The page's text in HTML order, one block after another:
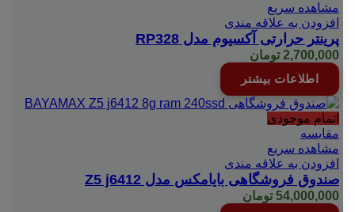
مشاهده سریع
افزودن به علاقه مندی
پرینتر حرارتی آکسیوم مدل RP328
2,700,000 تومان
اطلاعات بیشتر
اتمام موجودی
مقایسه
مشاهده سریع
افزودن به علاقه مندی
صندوق فروشگاهی بایامکس مدل Z5 j6412
54,000,000 تومان